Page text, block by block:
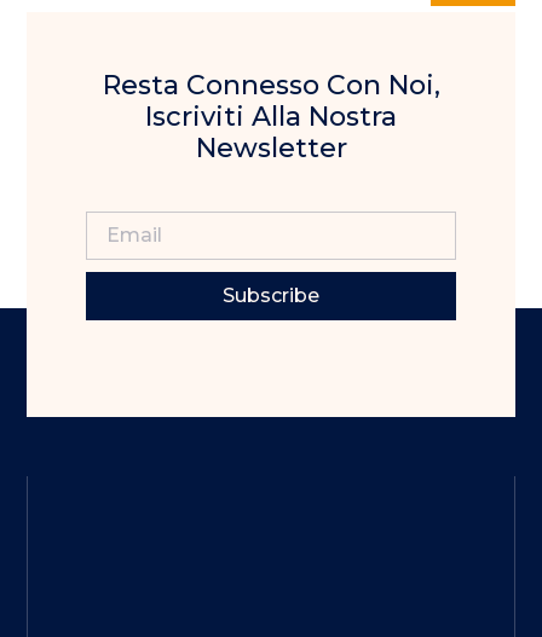
Resta Connesso Con Noi,
Iscriviti Alla Nostra
Newsletter
Subscribe